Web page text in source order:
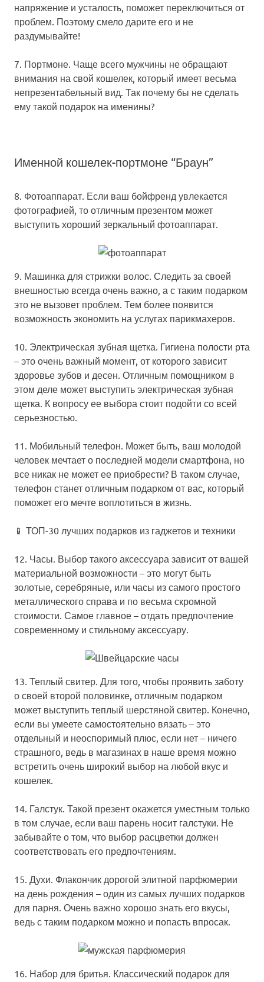
напряжение и усталость, поможет переключиться от
проблем. Поэтому смело дарите его и не
раздумывайте!
7. Портмоне. Чаще всего мужчины не обращают
внимания на свой кошелек, который имеет весьма
непрезентабельный вид. Так почему бы не сделать
ему такой подарок на именины?
Именной кошелек-портмоне “Браун”
8. Фотоаппарат. Если ваш бойфренд увлекается
фотографией, то отличным презентом может
выступить хороший зеркальный фотоаппарат.
9. Машинка для стрижки волос. Следить за своей
внешностью всегда очень важно, а с таким подарком
это не вызовет проблем. Тем более появится
возможность экономить на услугах парикмахеров.
10. Электрическая зубная щетка. Гигиена полости рта
– это очень важный момент, от которого зависит
здоровье зубов и десен. Отличным помощником в
этом деле может выступить электрическая зубная
щетка. К вопросу ее выбора стоит подойти со всей
серьезностью.
11. Мобильный телефон. Может быть, ваш молодой
человек мечтает о последней модели смартфона, но
все никак не может ее приобрести? В таком случае,
телефон станет отличным подарком от вас, который
поможет его мечте воплотиться в жизнь.
📱 ТОП-30 лучших подарков из гаджетов и техники
12. Часы. Выбор такого аксессуара зависит от вашей
материальной возможности – это могут быть
золотые, серебряные, или часы из самого простого
металлического справа и по весьма скромной
стоимости. Самое главное – отдать предпочтение
современному и стильному аксессуару.
13. Теплый свитер. Для того, чтобы проявить заботу
о своей второй половинке, отличным подарком
может выступить теплый шерстяной свитер. Конечно,
если вы умеете самостоятельно вязать – это
отдельный и неоспоримый плюс, если нет – ничего
страшного, ведь в магазинах в наше время можно
встретить очень широкий выбор на любой вкус и
кошелек.
14. Галстук. Такой презент окажется уместным только
в том случае, если ваш парень носит галстуки. Не
забывайте о том, что выбор расцветки должен
соответствовать его предпочтениям.
15. Духи. Флакончик дорогой элитной парфюмерии
на день рождения – один из самых лучших подарков
для парня. Очень важно хорошо знать его вкусы,
ведь с таким подарком можно и попасть впросак.
16. Набор для бритья. Классический подарок для